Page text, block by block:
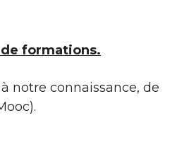
formations.
notre connaissance, de